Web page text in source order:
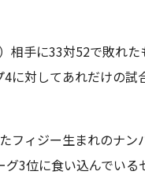
相手に33対52で敗れ
に対してあれだけの試
フィジー生まれのナ
3位に食い込んでいる